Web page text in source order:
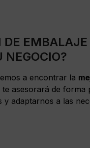
DE EMBALAJE
NEGOCIO?
a encontrar la
asesorará de forma
adaptarnos a las